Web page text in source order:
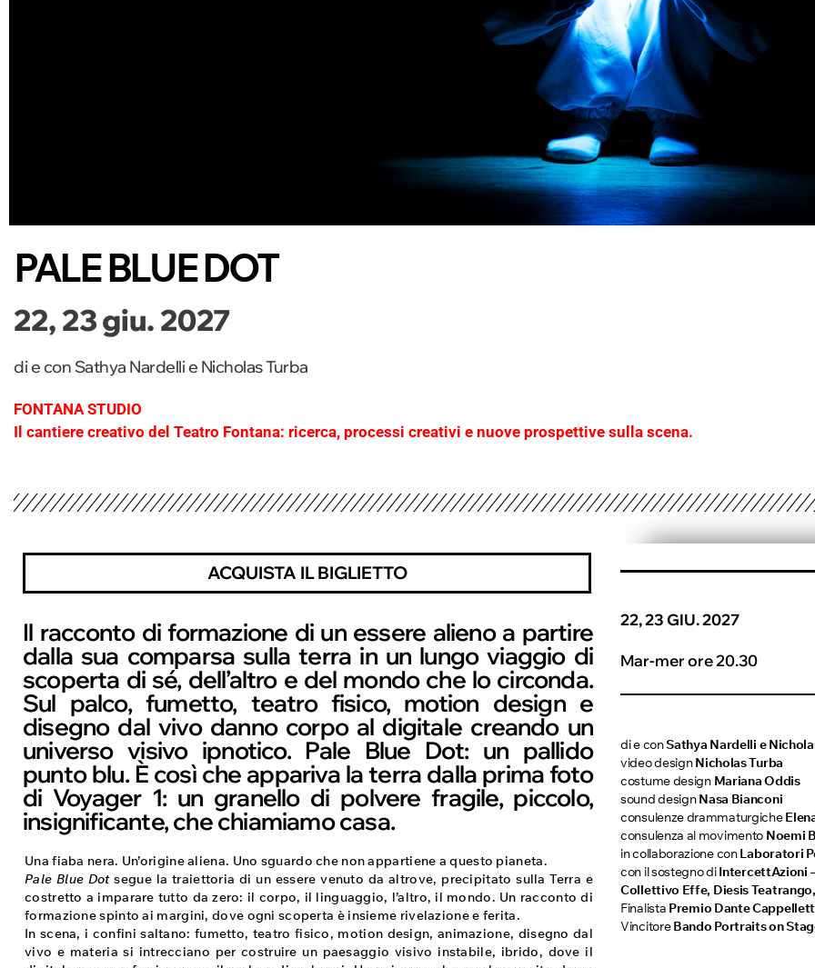
PALE BLUE DOT
22, 23 giu. 2027
di e con Sathya Nardelli e Nicholas Turba
FONTANA STUDIO
Il cantiere creativo del Teatro Fontana: ricerca, processi creativi e nuove prospettive sulla scena.
ACQUISTA IL BIGLIETTO
Il racconto di formazione di un essere alieno a partire
dalla sua comparsa sulla terra in un lungo viaggio di
scoperta di sé, dell’altro e del mondo che lo circonda.
Sul palco, fumetto, teatro fisico, motion design e
disegno dal vivo danno corpo al digitale creando un
universo visivo ipnotico. Pale Blue Dot: un pallido
punto blu. È così che appariva la terra dalla prima foto
di Voyager 1: un granello di polvere fragile, piccolo,
insignificante, che chiamiamo casa.
Una fiaba nera. Un’origine aliena. Uno sguardo che non appartiene a questo pianeta.
Pale Blue Dotsegue la traiettoria di un essere venuto da altrove, precipitato sulla Terra e
costretto a imparare tutto da zero: il corpo, il linguaggio, l’altro, il mondo. Un racconto di
formazione spinto ai margini, dove ogni scoperta è insieme rivelazione e ferita.
In scena, i confini saltano: fumetto, teatro fisico, motion design, animazione, disegno dal
vivo e materia si intrecciano per costruire un paesaggio visivo instabile, ibrido, dove il
22, 23 GIU. 2027
Mar-mer ore 20.30
di e conSathya Nardelli e
video designNicholas Turba
costume design Mariana Oddis
sound designNasa Bianconi
consulenze drammaturgiche
consulenza al movimento Noemi
in collaborazione conLaboratori
con il sostegno diIntercettAzioni
Collettivo Effe, Diesis
Finalista Premio Dante
VincitoreBando Portraits on